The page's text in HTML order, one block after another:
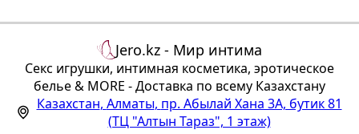
Jero.kz - Мир интима
Секс игрушки, интимная косметика, эротическое
белье & MORE - Доставка по всему Казахстану
Казахстан, Алматы, пр. Абылай Хана 3А, бутик 81
(ТЦ "Алтын Тараз", 1 этаж)